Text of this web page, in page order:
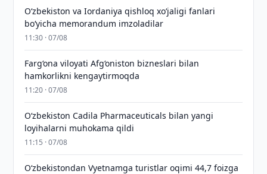
Oʻzbekiston va Iordaniya qishloq xoʻjaligi fanlari
boʻyicha memorandum imzoladilar
11:30 · 07/08
Farg‘ona viloyati Afg‘oniston bizneslari bilan
hamkorlikni kengaytirmoqda
11:20 · 07/08
Oʻzbekiston Cadila Pharmaceuticals bilan yangi
loyihalarni muhokama qildi
11:15 · 07/08
O‘zbekistondan Vyetnamga turistlar oqimi 44,7 foizga